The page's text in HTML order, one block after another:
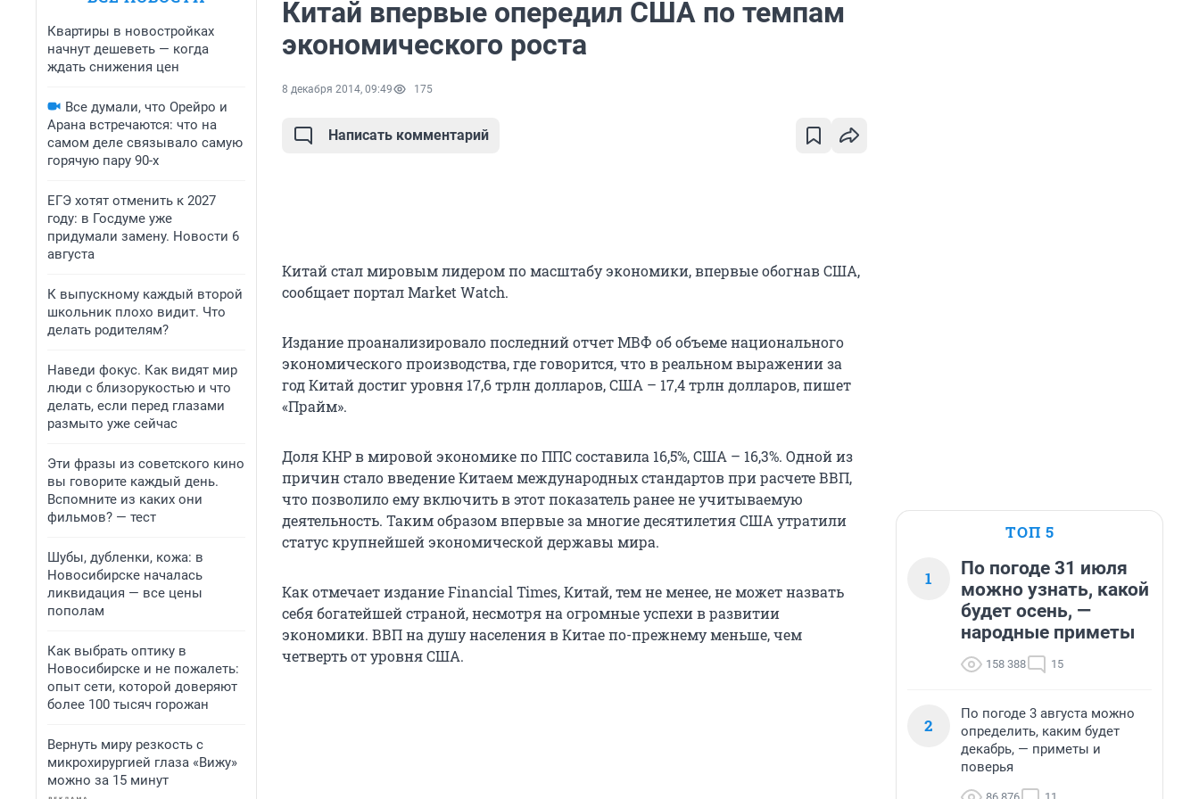
Квартиры в новостройках
начнут дешеветь — когда
ждать снижения цен
Все думали, что Орейро и
Арана встречаются: что на
самом деле связывало самую
горячую пару 90-х
ЕГЭ хотят отменить к 2027
году: в Госдуме уже
придумали замену. Новости 6
августа
К выпускному каждый второй
школьник плохо видит. Что
делать родителям?
Наведи фокус. Как видят мир
люди с близорукостью и что
делать, если перед глазами
размыто уже сейчас
Эти фразы из советского кино
вы говорите каждый день.
Вспомните из каких они
фильмов? — тест
Шубы, дубленки, кожа: в
Новосибирске началась
ликвидация — все цены
пополам
Как выбрать оптику в
Новосибирске и не пожалеть:
опыт сети, которой доверяют
более 100 тысяч горожан
Вернуть миру резкость с
микрохирургией глаза «Вижу»
можно за 15 минут
Китай впервые опередил США по темпам
экономического роста
8 декабря 2014, 09:49 175
Написать комментарий
Китай стал мировым лидером по масштабу экономики, впервые обогнав США,
сообщает портал Market Watch.
Издание проанализировало последний отчет МВФ об объеме национального
экономического производства, где говорится, что в реальном выражении за
год Китай достиг уровня 17,6 трлн долларов, США – 17,4 трлн долларов, пишет
«Прайм».
Доля КНР в мировой экономике по ППС составила 16,5%, США – 16,3%. Одной из
причин стало введение Китаем международных стандартов при расчете ВВП,
что позволило ему включить в этот показатель ранее не учитываемую
деятельность. Таким образом впервые за многие десятилетия США утратили
статус крупнейшей экономической державы мира.
Как отмечает издание Financial Times, Китай, тем не менее, не может назвать
себя богатейшей страной, несмотря на огромные успехи в развитии
экономики. ВВП на душу населения в Китае по-прежнему меньше, чем
четверть от уровня США.
ТОП 5
1
По погоде 31 июля
можно узнать, какой
будет осень, —
народные приметы
158 388 15
2
По погоде 3 августа можно
определить, каким будет
декабрь, — приметы и
поверья